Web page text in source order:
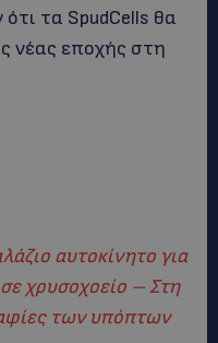
τα SpudCells θα
νέας εποχής στη
αυτοκίνητο για
χρυσοχοείο – Στη
των υπόπτων